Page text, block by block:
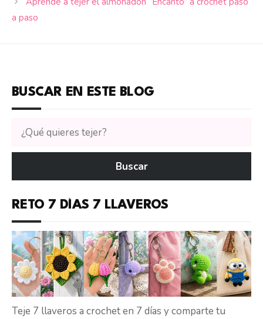
a paso
BUSCAR EN ESTE BLOG
Buscar
tutoriales
en
Buscar
RETO 7 DÍAS 7 LLAVEROS
Teje 7 llaveros a crochet en 7 días y comparte tu